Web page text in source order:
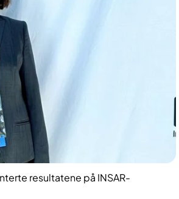
resultatene på INSAR-